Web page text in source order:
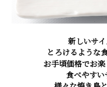
新しいサイ
とろけるような
お手頃価格でお楽
食べやすい